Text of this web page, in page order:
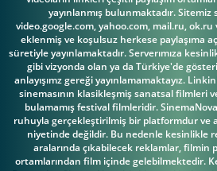
yayınlanmış bulunmaktadır.
video.google.com, yahoo.com, mail.ru,
eklenmiş ve koşulsuz herkese paylaşıma
süretiyle yayınlamaktadır. Serverımıza
gibi vizyonda olan ya da Türkiye'de
anlayışımz gereği yayınlamamaktayız.
sinemasının klasikleşmiş sanatsal filmleri
bulamamış festival filmleridir.
ruhuyla gerçekleştirilmiş bir platformdur ve
niyetinde değildir. Bu nedenle kesinlikle
aralarında çıkabilecek reklamlar, filmin
ortamlarından film içinde gelebilmektedir.